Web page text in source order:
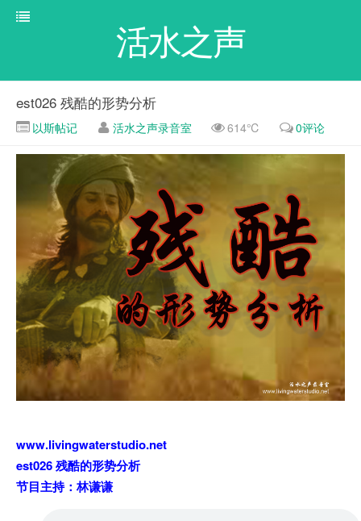
活水之声
est026 残酷的形势分析
以斯帖记 活水之声录音室 614℃ 0评论
www.livingwaterstudio.net
est026 残酷的形势分析
节目主持：林谦谦